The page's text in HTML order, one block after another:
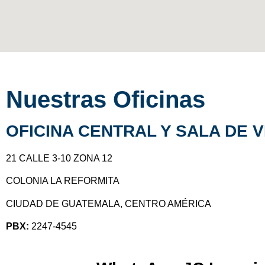
Nuestras Oficinas
OFICINA CENTRAL Y SALA DE
21 CALLE 3-10 ZONA 12
COLONIA LA REFORMITA
CIUDAD DE GUATEMALA, CENTRO AMÉRICA
PBX: 2247-4545